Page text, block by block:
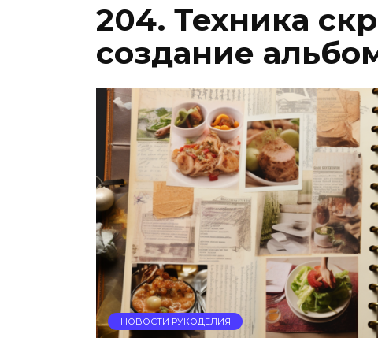
204. Техника
создание
НОВОСТИ РУКОДЕЛИЯ